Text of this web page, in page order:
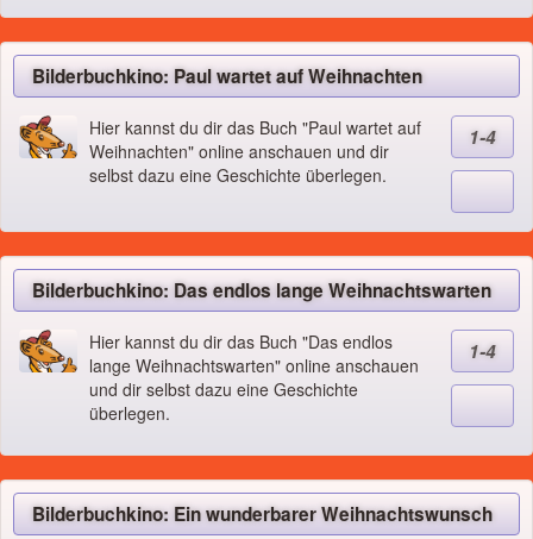
Bilderbuchkino: Paul wartet auf Weihnachten
Hier kannst du dir das Buch "Paul wartet auf
Weihnachten" online anschauen und dir
selbst dazu eine Geschichte überlegen.
1-4
Bilderbuchkino: Das endlos lange Weihnachtswarten
Hier kannst du dir das Buch "Das endlos
lange Weihnachtswarten" online anschauen
und dir selbst dazu eine Geschichte
überlegen.
1-4
Bilderbuchkino: Ein wunderbarer Weihnachtswunsch